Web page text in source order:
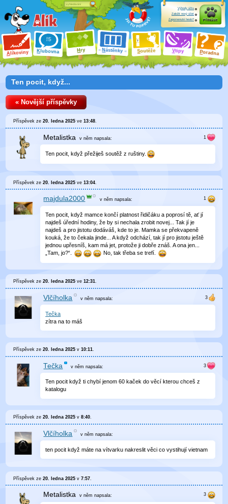
Alíkoviny Klubovna Hry Nástěnky Soutěže Vtipy Poradna
Výhody účtu
Založit nový účet
Zapomenuté heslo?
Přihlásit
Ten pocit, když...
« Novější příspěvky
Příspěvek ze20. ledna 2025 ve13:48.
Metalistka v něm napsala:
Ten pocit, když přežiješ soutěž z ruštiny.
Příspěvek ze20. ledna 2025 ve13:04
majdula2000 v něm napsala:
Ten pocit, když mamce končí platnost řidičáku a poprosí tě, ať jí
najdeš úřední hodiny, že by si nechala zrobit novej... Tak jí je
najdeš a pro jistotu dodáváš, kde to je. Mamka se překvapeně
kouká, že to čekala jinde... A když odchází, tak jí pro jistotu ještě
jednou upřesníš, kam má jet, protože ji dobře znáš. A ona jen...
„Tam, jo?“.
No, tak třeba se trefí.
Příspěvek ze20. ledna 2025 ve12:31.
Vlčíholka v němnapsala:
Tečka
zítra na to máš
Příspěvek ze20. ledna 2025 v10:11
Tečka v němnapsala:
Ten pocit když ti chybí jenom 60 kaček do věcí kterou chceš z
katalogu
Příspěvek ze20. ledna 2025 v8:40.
Vlčíholka v němnapsala:
ten pocit když máte na vítvarku nakreslit věci co vystihují vietnam
Příspěvek ze20. ledna 2025 v7:57
Metalistka v něm napsala: